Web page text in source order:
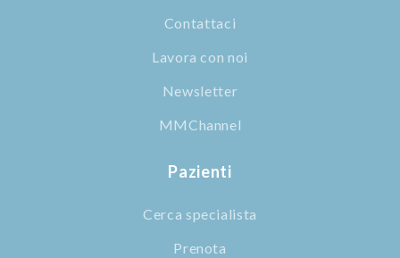
Contattaci
Lavora con noi
Newsletter
MMChannel
Pazienti
Cerca specialista
Prenota